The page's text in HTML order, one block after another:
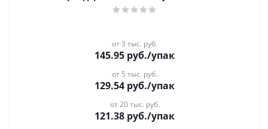
от 3 тыс. руб.
145.95 руб./упак
от 5 тыс. руб.
129.54 руб./упак
от 20 тыс. руб.
121.38 руб./упак